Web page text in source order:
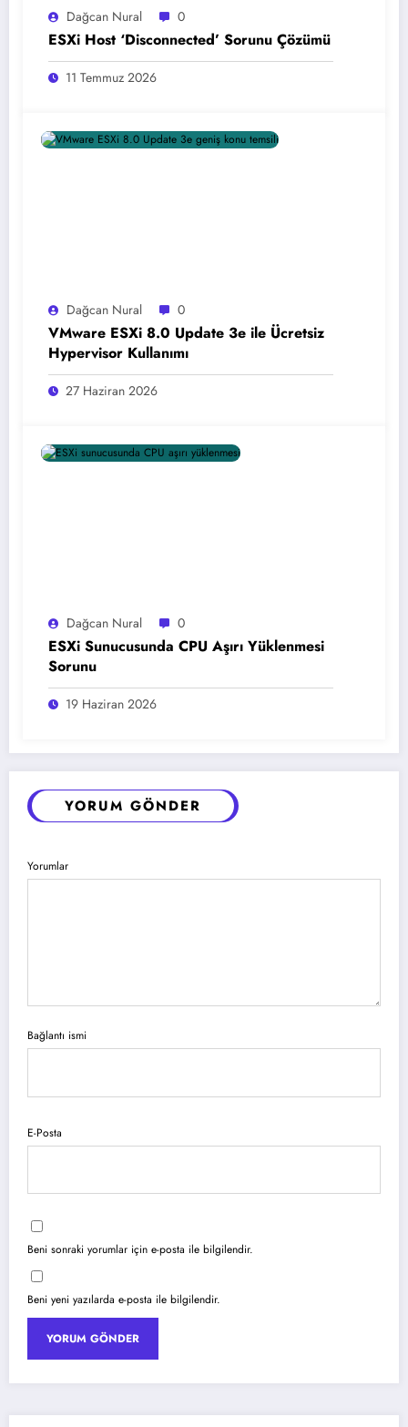
Dağcan Nural 0
ESXi Host ‘Disconnected’ Sorunu Çözümü
11 Temmuz 2026
Dağcan Nural 0
VMware ESXi 8.0 Update 3e ile Ücretsiz
Hypervisor Kullanımı
27 Haziran 2026
Dağcan Nural 0
ESXi Sunucusunda CPU Aşırı Yüklenmesi
Sorunu
19 Haziran 2026
YORUM GÖNDER
Yorumlar
Bağlantı ismi
E-Posta
Beni sonraki yorumlar için e-posta ile bilgilendir.
Beni yeni yazılarda e-posta ile bilgilendir.